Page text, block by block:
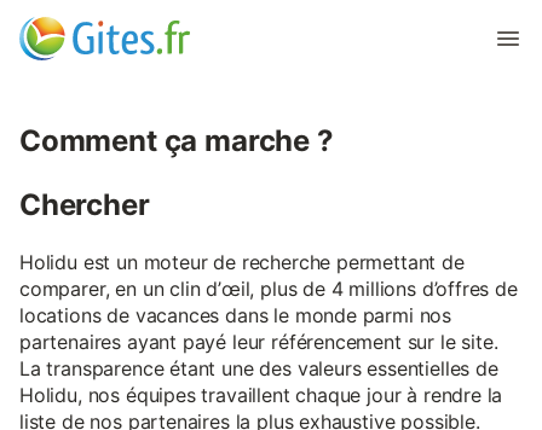
Comment ça marche ?
Chercher
Holidu est un moteur de recherche permettant de
comparer, en un clin d’œil, plus de 4 millions d’offres de
locations de vacances dans le monde parmi nos
partenaires ayant payé leur référencement sur le site.
La transparence étant une des valeurs essentielles de
Holidu, nos équipes travaillent chaque jour à rendre la
liste de nos partenaires la plus exhaustive possible.